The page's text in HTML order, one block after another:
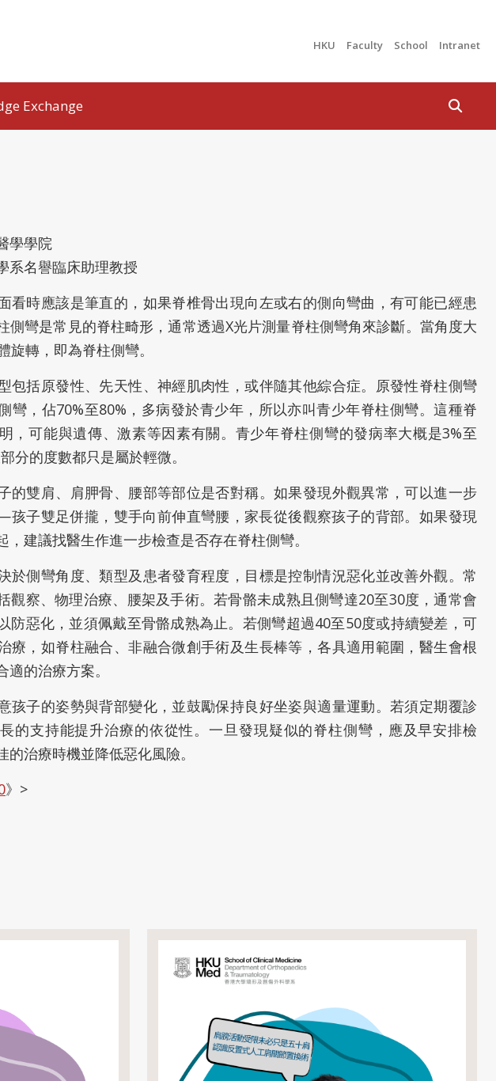
HKU Faculty School Intranet
Exchange Search
學學院
系名譽臨床助理教授
看時應該是筆直的，如果脊椎骨出現向左或右的側向彎曲，有可能已經患
側彎是常見的脊柱畸形，通常透過X光片測量脊柱側彎角來診斷。當角度大
旋轉，即為脊柱側彎。
包括原發性、先天性、神經肌肉性，或伴隨其他綜合症。原發性脊柱側彎
彎，佔70%至80%，多病發於青少年，所以亦叫青少年脊柱側彎。這種脊
，可能與遺傳、激素等因素有關。青少年脊柱側彎的發病率大概是3%至
分的度數都只是屬於輕微。
的雙肩、肩胛骨、腰部等部位是否對稱。如果發現外觀異常，可以進一步
子雙足併攏，雙手向前伸直彎腰，家長從後觀察孩子的背部。如果發現
，建議找醫生作進一步檢查是否存在脊柱側彎。
於側彎角度、類型及患者發育程度，目標是控制情況惡化並改善外觀。常
觀察、物理治療、腰架及手術。若骨骼未成熟且側彎達20至30度，通常會
防惡化，並須佩戴至骨骼成熟為止。若側彎超過40至50度或持續變差，可
療，如脊柱融合、非融合微創手術及生長棒等，各具適用範圍，醫生會根
的治療方案。
孩子的姿勢與背部變化，並鼓勵保持良好坐姿與適量運動。若須定期覆診
的支持能提升治療的依從性。一旦發現疑似的脊柱側彎，應及早安排檢
的治療時機並降低惡化風險。
》>